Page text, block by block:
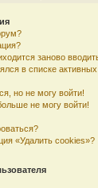
заново
в списке
но не могу войти!
не могу войти!
«Удалить cookies»?